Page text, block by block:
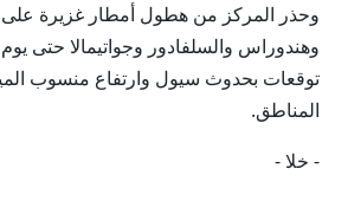
وحذر المركز من هطول أمطار غزيرة على
وهندوراس والسلفادور وجواتيمالا حتى
توقعات بحدوث سيول وارتفاع منسوب
المناطق.
- خلا -